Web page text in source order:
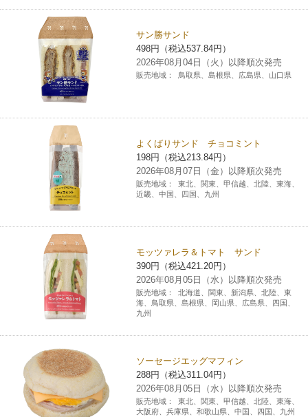
サン勝サンド
498円（税込537.84円）
2026年08月04日（火）以降順次発売
販売地域： 鳥取県、島根県、広島県、山口県
よくばりサンド チョコミント
198円（税込213.84円）
2026年08月07日（金）以降順次発売
販売地域：
東北、関東、甲信越、北陸、東海、
近畿、中国、四国、九州
モッツァレラ＆トマト サンド
390円（税込421.20円）
2026年08月05日（水）以降順次発売
販売地域：
北海道、関東、新潟県、北陸、東
海、鳥取県、島根県、岡山県、広島県、四国、
九州
ソーセージエッグマフィン
288円（税込311.04円）
2026年08月05日（水）以降順次発売
販売地域：
東北、関東、甲信越、北陸、東海、
大阪府、兵庫県、和歌山県、中国、四国、九州